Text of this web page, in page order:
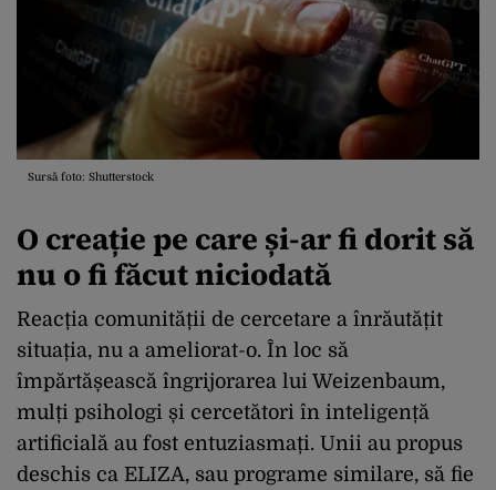
Sursă foto: Shutterstock
O creație pe care și-ar fi dorit să
nu o fi făcut niciodată
Reacția comunității de cercetare a înrăutățit
situația, nu a ameliorat-o. În loc să
împărtășească îngrijorarea lui Weizenbaum,
mulți psihologi și cercetători în inteligență
artificială au fost entuziasmați. Unii au propus
deschis ca ELIZA, sau programe similare, să fie